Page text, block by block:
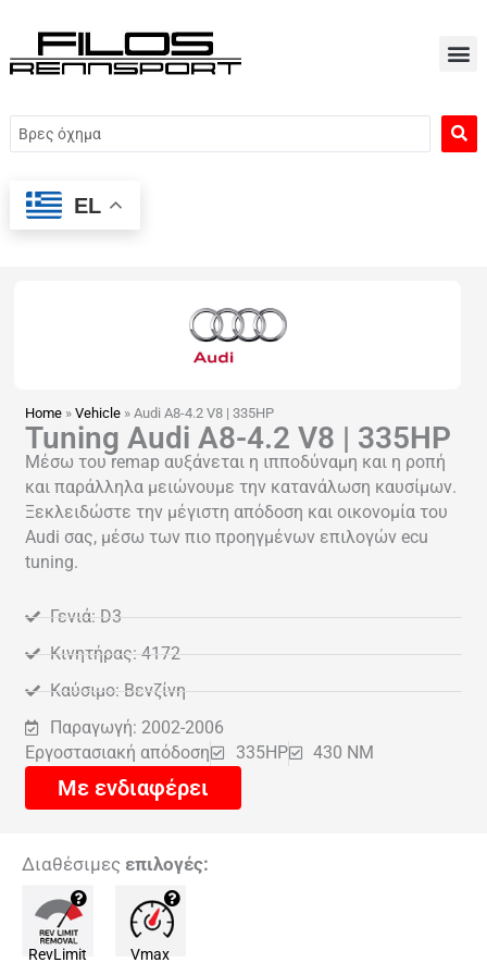
περιεχόμενο
Search
...
EL
Home »Vehicle »Audi A8-4.2 V8 | 335HP
Tuning Audi A8-4.2 V8 | 335HP
Μέσω του remap αυξάνεται η ιπποδύναμη και η ροπή
και παράλληλα μειώνουμε την κατανάλωση καυσίμων.
Ξεκλειδώστε την μέγιστη απόδοση και οικονομία του
Audi σας, μέσω των πιο προηγμένων επιλογών ecu
tuning.
Γενιά: D3
Κινητήρας: 4172
Καύσιμο: Βενζίνη
Παραγωγή: 2002-2006
Εργοστασιακή απόδοση
335HP 430 NM
Με ενδιαφέρει
Διαθέσιμες επιλογές:
RevLimit Vmax